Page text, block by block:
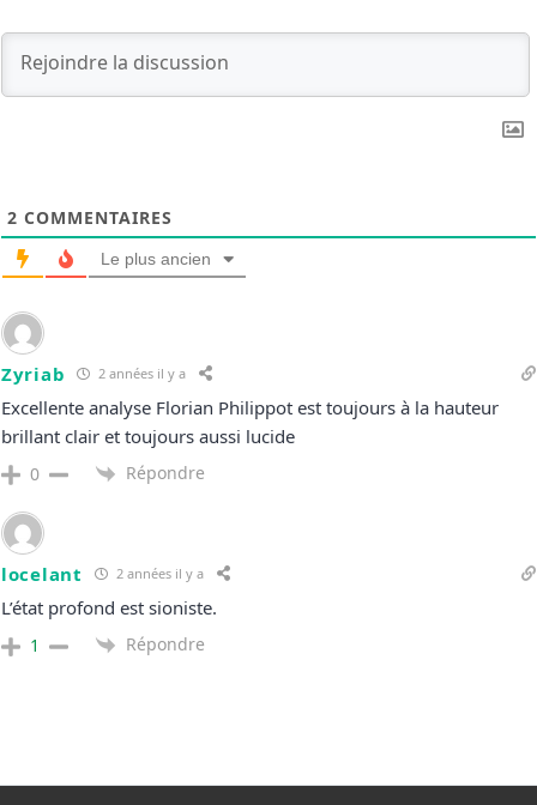
2 COMMENTAIRES
Le plus ancien
Zyriab 2 années il y a
Excellente analyse Florian Philippot est toujours à la hauteur
brillant clair et toujours aussi lucide
0 Répondre
locelant 2 années il y a
L’état profond est sioniste.
1 Répondre